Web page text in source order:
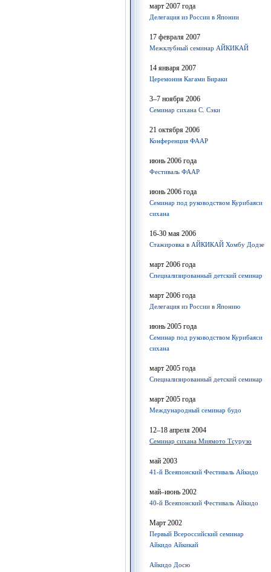
март 2007 года
Делегация из России в Японии
17 февраля 2007
Межклубный семинар АЙКИКАЙ
14 января 2007
Церемония Кагами Бираки
3–7 ноября 2006
Семинар сихана С. Сэки
21 октября 2006
Конференция ФААР
июнь 2006 года
Фестиваль ФААР
июнь 2006 года
Семинар под руководством Курибаяси
сихана
16-30 мая 2006
Стажировка в АЙКИКАЙ Хомбу Додзе
март 2006 года
Специализированный детский семинар
март 2006 года
Делегация из России в Японию
июнь 2005 года
Семинар под руководством Курибаяси
сихана
март 2005 года
Специализированный детский семинар
март 2005 года
Международный семинар будо
12–18 апреля 2004
Семинар сихана Миямото Тсурузо
май 2003
41-й Всеяпонский Фестиваль Айкидо
май–июнь 2002
40-й Всеяпонский Фестиваль Айкидо
Март 2002
Первый Всероссийский семинар
Айкидо Айкикай
Айкидо Досю